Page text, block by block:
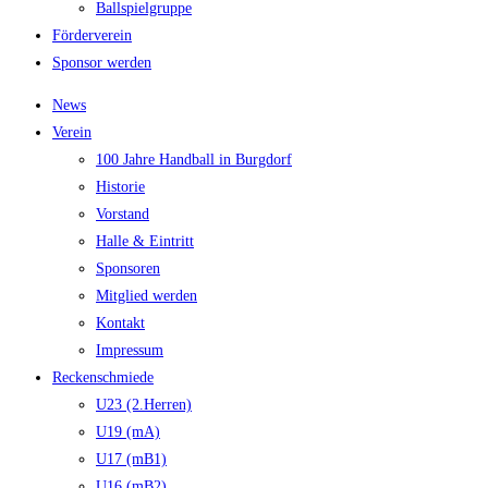
Ballspielgruppe
Förderverein
Sponsor werden
News
Verein
100 Jahre Handball in Burgdorf
Historie
Vorstand
Halle & Eintritt
Sponsoren
Mitglied werden
Kontakt
Impressum
Reckenschmiede
U23 (2.Herren)
U19 (mA)
U17 (mB1)